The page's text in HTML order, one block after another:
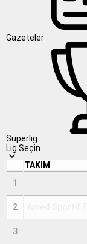
Gazeteler
Süperlig
Lig Seçin
TAKIM
1
2
3